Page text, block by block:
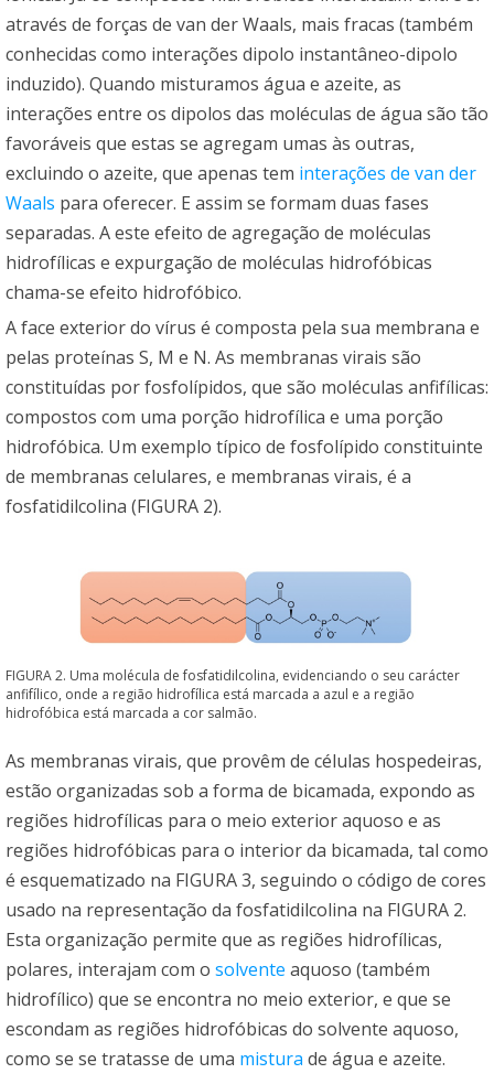
através de forças de van der Waals, mais fracas (também
conhecidas como interações dipolo instantâneo-dipolo
induzido). Quando misturamos água e azeite, as
interações entre os dipolos das moléculas de água são tão
favoráveis que estas se agregam umas às outras,
excluindo o azeite, que apenas tem interações de van der
Waals para oferecer. E assim se formam duas fases
separadas. A este efeito de agregação de moléculas
hidrofílicas e expurgação de moléculas hidrofóbicas
chama-se efeito hidrofóbico.
A face exterior do vírus é composta pela sua membrana e
pelas proteínas S, M e N. As membranas virais são
constituídas por fosfolípidos, que são moléculas anfifílicas:
compostos com uma porção hidrofílica e uma porção
hidrofóbica. Um exemplo típico de fosfolípido constituinte
de membranas celulares, e membranas virais, é a
fosfatidilcolina (FIGURA 2).
FIGURA 2. Uma molécula de fosfatidilcolina, evidenciando o seu carácter
anfifílico, onde a região hidrofílica está marcada a azul e a região
hidrofóbica está marcada a cor salmão.
As membranas virais, que provêm de células hospedeiras,
estão organizadas sob a forma de bicamada, expondo as
regiões hidrofílicas para o meio exterior aquoso e as
regiões hidrofóbicas para o interior da bicamada, tal como
é esquematizado na FIGURA 3, seguindo o código de cores
usado na representação da fosfatidilcolina na FIGURA 2.
Esta organização permite que as regiões hidrofílicas,
polares, interajam com o solvente aquoso (também
hidrofílico) que se encontra no meio exterior, e que se
escondam as regiões hidrofóbicas do solvente aquoso,
como se se tratasse de uma mistura de água e azeite.